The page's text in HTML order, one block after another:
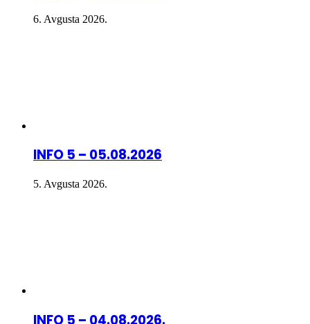
6. Avgusta 2026.
INFO 5 – 05.08.2026
5. Avgusta 2026.
INFO 5 – 04.08.2026.